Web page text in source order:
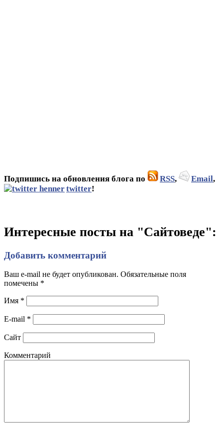
Подпишись на обновления блога по RSS, Email,
twitter!
Интересные посты на "Сайтоведе":
Добавить комментарий
Ваш e-mail не будет опубликован. Обязательные поля
помечены *
Имя *
E-mail *
Сайт
Комментарий